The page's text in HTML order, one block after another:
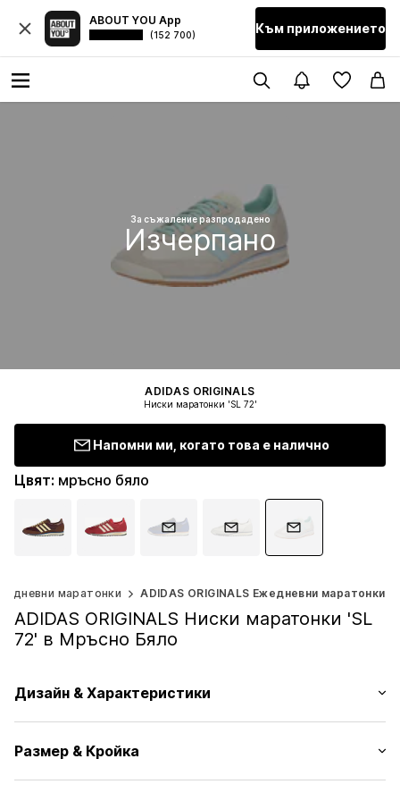
ABOUT YOU App
(152 700) Към приложението
За съжаление разпродадено
Изчерпано
ADIDAS ORIGINALS
Ниски маратонки 'SL 72'
Напомни ми, когато това е налично
Цвят: мръсно бяло
маратонки ADIDAS ORIGINALS Ежедневни маратонки
ADIDAS ORIGINALS Ниски маратонки 'SL
72' в Мръсно Бяло
Дизайн & Характеристики
Заоблен връх
Връзване със 7 дупки
Размер & Кройка